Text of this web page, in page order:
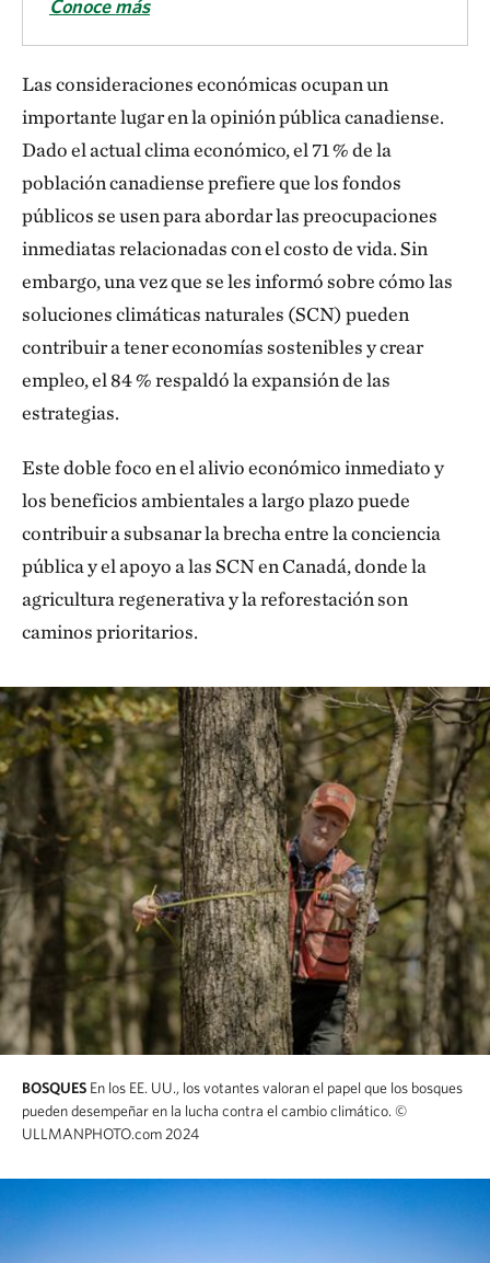
Conoce más
Las consideraciones económicas ocupan un
importante lugar en la opinión pública canadiense.
Dado el actual clima económico, el 71 % de la
población canadiense prefiere que los fondos
públicos se usen para abordar las preocupaciones
inmediatas relacionadas con el costo de vida. Sin
embargo, una vez que se les informó sobre cómo las
soluciones climáticas naturales (SCN) pueden
contribuir a tener economías sostenibles y crear
empleo, el 84 % respaldó la expansión de las
estrategias.
Este doble foco en el alivio económico inmediato y
los beneficios ambientales a largo plazo puede
contribuir a subsanar la brecha entre la conciencia
pública y el apoyo a las SCN en Canadá, donde la
agricultura regenerativa y la reforestación son
caminos prioritarios.
BOSQUES En los EE. UU., los votantes valoran el papel que los bosques
pueden desempeñar en la lucha contra el cambio climático. ©
ULLMANPHOTO.com 2024